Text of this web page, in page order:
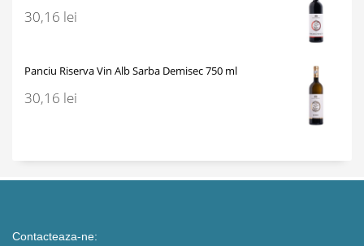
30,16 lei
Panciu Riserva Vin Alb Sarba Demisec 750 ml
30,16 lei
Contacteaza-ne: